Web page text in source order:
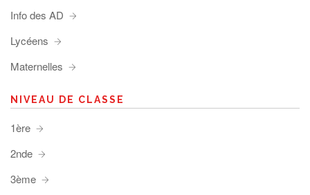
Info des AD
Lycéens
Maternelles
NIVEAU DE CLASSE
1ère
2nde
3ème